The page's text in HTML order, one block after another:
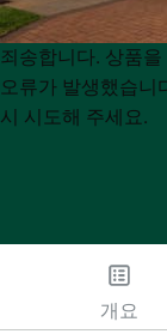
Product
List
Product
List
죄송합니다. 상품을
오류가 발생했습니
시 시도해 주세요.
개요